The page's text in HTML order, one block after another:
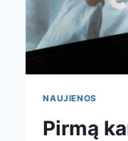
NAUJIENOS
Pirmą